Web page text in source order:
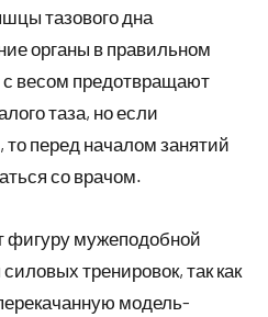
тазового дна
органы в правильном
весом предотвращают
таза, но если
перед началом занятий
со врачом.
фигуру мужеподобной
тренировок, так как
модель-